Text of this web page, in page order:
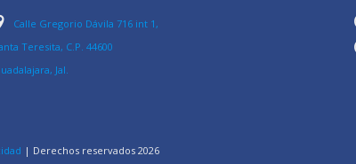
Calle Gregorio Dávila 716 int 1,
Teresita, C.P. 44600
Jal.
| Derechos reservados 2026